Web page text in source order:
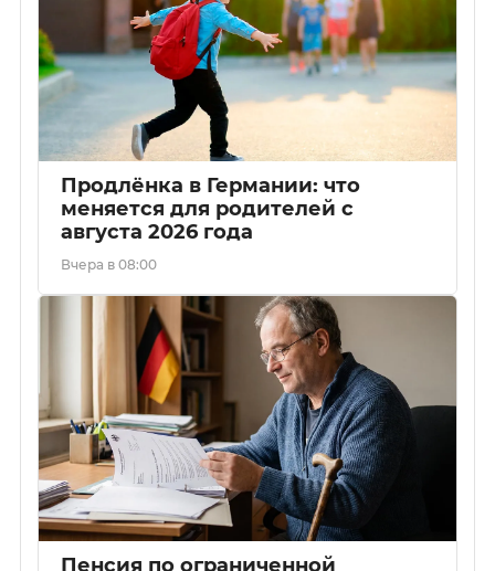
Продлёнка в Германии: что
меняется для родителей с
августа 2026 года
Вчера в 08:00
Пенсия по ограниченной